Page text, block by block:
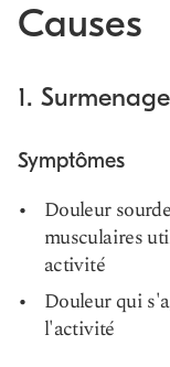
Causes
1.
Symptômes
Douleur
musculaires
activité
Douleur qui
l'activité